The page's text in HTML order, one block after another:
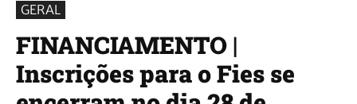
GERAL
FINANCIAMENTO |
Inscrições para o Fies se